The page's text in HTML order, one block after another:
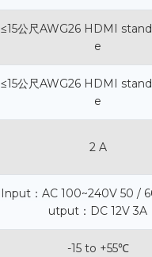
≤15公尺AWG26 HDMI
e
≤15公尺AWG26 HDMI
e
2 A
Input：AC 100~240V 50 /
utput：DC 12V 3A
-15 to +55℃